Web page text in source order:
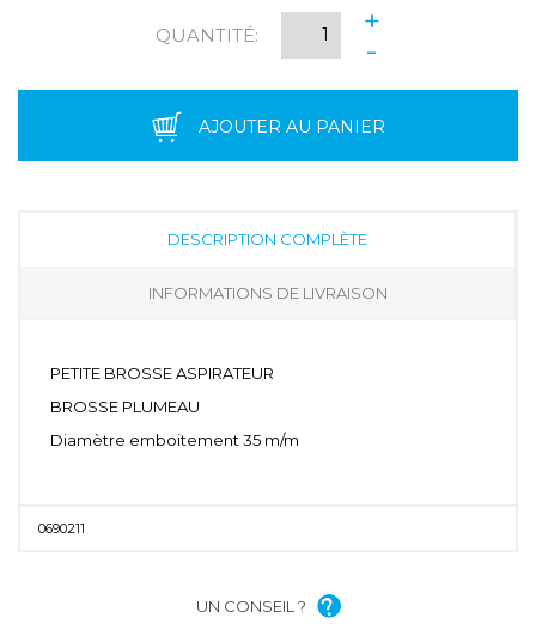
QUANTITÉ:
+
-
AJOUTER AU PANIER
DESCRIPTION COMPLÈTE
INFORMATIONS DE LIVRAISON
PETITE BROSSE ASPIRATEUR
BROSSE PLUMEAU
Diamètre emboitement 35 m/m
0690211
UN CONSEIL ?